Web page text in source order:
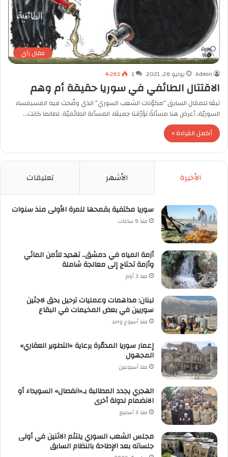
مقال رأي
Admin
يوليو 28, 2021 1 4٬263
الاقتتال الطائفي في سوريا حقيقة أم وهم
تبعًا للمقال السابق “مكوّنات الشعب السوري” الذي وضّحت فيه الفسيفساء
السوريّة، أعرض هنا مسألةً تؤرّقنا جميعًا، المسألة الطائفيّة. لطالما كانت…
أكمل القراءة »
الأخيرة الأشهر تعليقات
سوريا مكتفية بقمحها للمرة الأولى منذ سنوات
منذ 9 ساعات
أزمة المياه في دمشق.. تهديد للأمن المائي
وأزمة تحتاج إلى معالجة شاملة
منذ 3 أيام
لبنان: مداهمات وعمليات ترحيل بحق لاجئين
سوريين في بعض المخيمات في البقاع
منذ أسبوع واحد
إعمار سوريا المدمّرة برعاية «التطوير العقاري»
المجهول
منذ أسبوعين
الهجري يجدد المطالبة بـ«انفصال» السويداء أو
الانضمام لدولة أخرى
منذ 3 أسابيع
مجلس الشعب السوري يلتئم الاثنين في أولى
جلساته بعد الإطاحة بالنظام السابق